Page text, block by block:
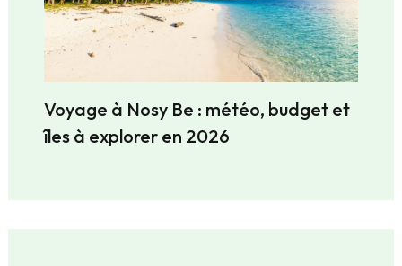
Voyage à Nosy Be : météo, budget et
îles à explorer en 2026